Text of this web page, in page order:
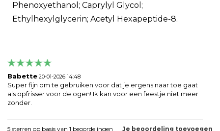
Phenoxyethanol; Caprylyl Glycol;
Ethylhexylglycerin; Acetyl Hexapeptide-8.
Babette 20-01-2026 14:48
Super fijn om te gebruiken voor dat je ergens naar toe gaat
als opfrisser voor de ogen! Ik kan voor een feestje niet meer
zonder.
Je beoordeling toevoegen
5 sterren op basis van 1 beoordelingen